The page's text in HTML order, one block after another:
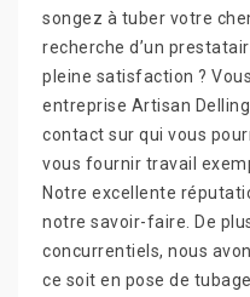
songez à tuber votre
recherche d’un
pleine satisfaction ?
entreprise Artisan
contact sur qui vous
vous fournir travail
Notre excellente
notre savoir-faire. De
concurrentiels, nous
ce soit en pose de